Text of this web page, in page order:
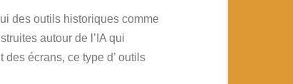
des outils historiques comme
autour de l’IA qui
écrans, ce type d’ outils